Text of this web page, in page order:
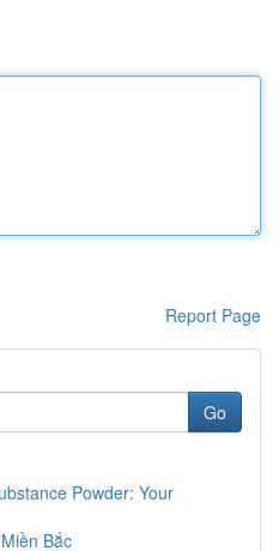
Report Page
Go
Powder: Your
Bắc